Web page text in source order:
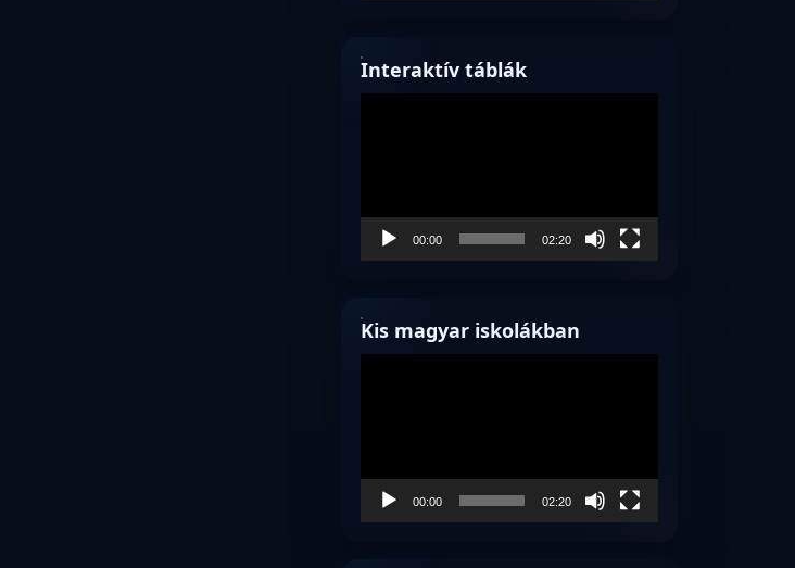
Interaktív táblák
00:00 02:20
Kis magyar iskolákban
00:00 02:20